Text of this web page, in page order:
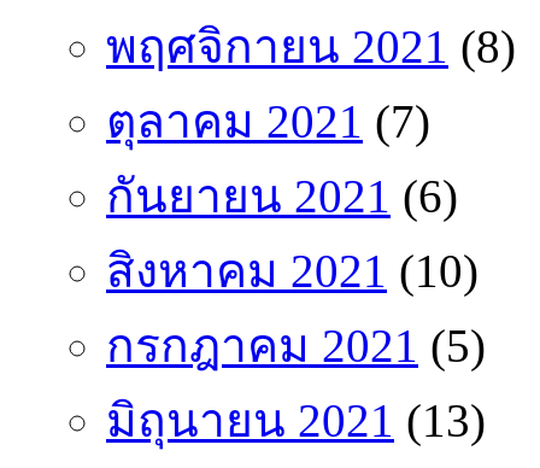
พฤศจิกายน 2021 (8)
ตุลาคม 2021 (7)
กันยายน 2021 (6)
สิงหาคม 2021 (10)
กรกฎาคม 2021 (5)
มิถุนายน 2021 (13)